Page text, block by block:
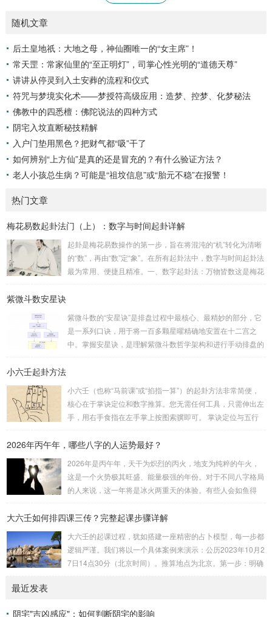
随机文章
后土皇地祇：大地之母，神仙圈唯一的“女主席”！
常天罡：常家仙里的“至正明灯”，司掌心性光明的“道德天尊”
讲讲从停灵到入土安葬的流程和仪式
符咒与梦境实化术——梦授符高级应用：造梦、控梦、化梦秘法
佛教中的四悉檀：佛陀说法的四种方式
阴宅入坟直断秘技精解
入户门垫用黑色？把财气都“吸”干了
如何辨别“上方仙”是真的还是冒充的？有什么验证方法？
老人小孩总生病？可能是“祖坟信息”或“胎元不稳”在报警！
热门文章
梅花易数起卦法门（上）：数字与时间起卦详解
起卦是梅花易数操作的第一步，旨在将混沌的“机”转化为清晰
的“数”，再由“数”定“象”。在所有起卦法中，数字与时间起卦法
最为常用、便捷且精准。一、数字起卦法：万物皆数这是梅花
卦。如果数字是偶数位，则前后平分；如果是奇数位，则前部
分比后部分少一位。例如，数字 256：前一位 2 为上卦后两
位...
紫微斗数安星诀
紫微斗数的“安星诀”是排盘过程中最核心、最精妙的部分，它
是一系列口诀，用于将一百多颗星曜精确地安置在十二宫之
中。掌握安星诀，是理解紫微斗数哲学架构和进行手动排盘的
赖关系，可以清晰地通过下图展现：二、 核心安星诀详解1.
安紫微星诀（定帝星）这是所有安星的第一步，至关重要。口
诀：紫微天机星逆行，隔一阳武天同行，...
小六壬起卦方法
小六壬（也称“马前课”或“掐指一算”）的起卦方法非常简便，
核心在于掌诀定位和数字推算。您无需任何工具，只需伸出左
手，用右手食指在左手掌上按图索骥即可。 掌诀定位与五行
吉。留连：位于食指指尖，属水，玄武，主数2、7、8，凶。
口：位于无名指指尖，属金，白虎，主数4、1、2，凶。小
吉：位于无名指根部，属木，六合，主数5、3、8，吉。空
亡：位于中指根部，属土，勾陈，...
2026年丙午年，哪些八字的人运势最好？
2026年是丙午年，天干为炽烈的丙火，地支为纯粹的午火，
这是一个火势极其旺盛、能量极强的年份。对于不同八字格局
的人来说，这一年将是冰火两重天的体验。有些人会如鱼得
理：吉凶在于平衡与需求八字讲究五行平衡与“喜用神”。喜用
26年丙午，是火力全开的一年。因此：八字命局中“喜火”、“用
火”的人，等于得到了天地最强能量的帮助，犹如天降神助，
运势自然一飞冲天。八字命局中“忌火”的人...
大六壬如何排四课三传？完整起课步骤详解
大六壬的起课过程，犹如搭建一座精密的占卜模型，每一步都
逻辑严谨。我们将以一个具体案例来演示：公历2023年10月2
7日14点30分（北京时间）。推算地点为北京。第一步：明确
最近发表
阴宅"吉凶感应"：如何判断阴宅的影响